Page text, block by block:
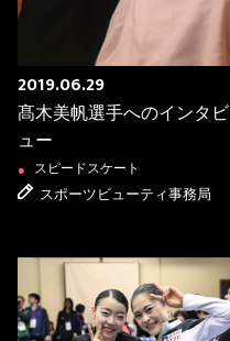
2019.06.29
髙木美帆選手へのインタビ
ュー
● スピードスケート
スポーツビューティ事務局